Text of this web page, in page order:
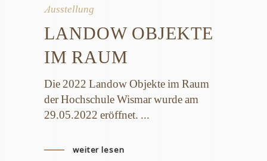
Ausstellung
LANDOW OBJEKTE
IM RAUM
Die 2022 Landow Objekte im Raum
der Hochschule Wismar wurde am
29.05.2022 eröffnet.
weiter lesen